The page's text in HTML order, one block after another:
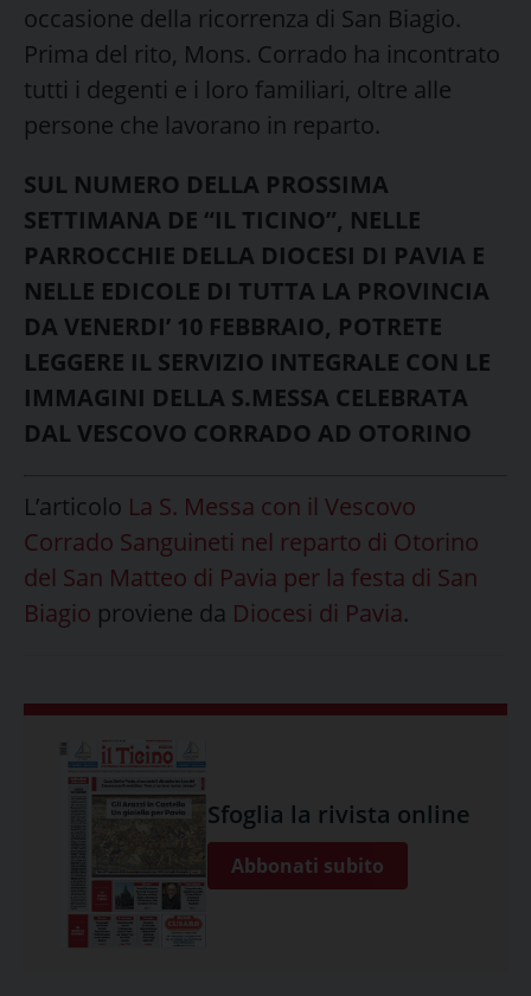
occasione della ricorrenza di San Biagio.
Prima del rito, Mons. Corrado ha incontrato
tutti i degenti e i loro familiari, oltre alle
persone che lavorano in reparto.
SUL NUMERO DELLA PROSSIMA
SETTIMANA DE “IL TICINO”, NELLE
PARROCCHIE DELLA DIOCESI DI PAVIA E
NELLE EDICOLE DI TUTTA LA PROVINCIA
DA VENERDI’ 10 FEBBRAIO, POTRETE
LEGGERE IL SERVIZIO INTEGRALE CON LE
IMMAGINI DELLA S.MESSA CELEBRATA
DAL VESCOVO CORRADO AD OTORINO
L’articolo La S. Messa con il Vescovo
Corrado Sanguineti nel reparto di Otorino
del San Matteo di Pavia per la festa di San
Biagio proviene da Diocesi di Pavia.
Sfoglia la rivista online
Abbonati subito